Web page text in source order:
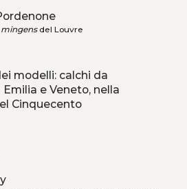
del Louvre
modelli: calchi da
e Veneto, nella
Cinquecento